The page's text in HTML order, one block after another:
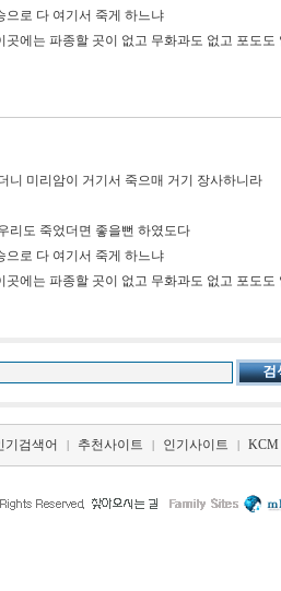
으로 다 여기서 죽게 하느냐
에는 파종할 곳이 없고 무화과도 없고 포도
니 미리암이 거기서 죽으매 거기 장사하니라
리도 죽었더면 좋을뻔 하였도다
으로 다 여기서 죽게 하느냐
에는 파종할 곳이 없고 무화과도 없고 포도
기검색어 | 추천사이트 | 인기사이트 | KCM